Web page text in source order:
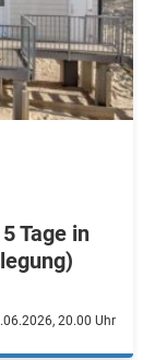
Tage in
20.00 Uhr